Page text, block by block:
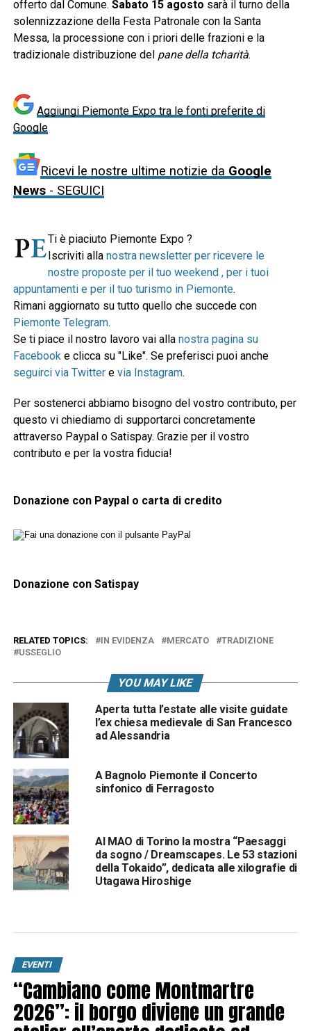
offerto dal Comune. Sabato 15 agosto sarà il turno della
solennizzazione della Festa Patronale con la Santa
Messa, la processione con i priori delle frazioni e la
tradizionale distribuzione del pane della tcharità.
Aggiungi Piemonte Expo tra le fonti preferite di
Google
Ricevi le nostre ultime notizie da Google
News- SEGUICI
Ti è piaciuto Piemonte Expo ?
Iscriviti alla nostra newsletter per ricevere le
nostre proposte per il tuo weekend , per i tuoi
appuntamenti e per il tuo turismo in Piemonte.
Rimani aggiornato su tutto quello che succede con
Piemonte Telegram.
Se ti piace il nostro lavoro vai alla nostra pagina su
Facebooke clicca su "Like". Se preferisci puoi anche
seguirci via Twittere via Instagram.
Per sostenerci abbiamo bisogno del vostro contributo, per
questo vi chiediamo di supportarci concretamente
attraverso Paypal o Satispay. Grazie per il vostro
contributo e per la vostra fiducia!
Donazione con Paypal o carta di credito
Donazione con Satispay
RELATED TOPICS: IN EVIDENZA MERCATO
TRADIZIONE
USSEGLIO
YOU MAY LIKE
Aperta tutta l’estate alle visite guidate
l’ex chiesa medievale di San Francesco
ad Alessandria
A Bagnolo Piemonte il Concerto
sinfonico di Ferragosto
Al MAO di Torino la mostra “Paesaggi
da sogno / Dreamscapes. Le 53 stazioni
della Tokaido”, dedicata alle xilografie di
Utagawa Hiroshige
EVENTI
“Cambiano come Montmartre
2026”: il borgo diviene un grande